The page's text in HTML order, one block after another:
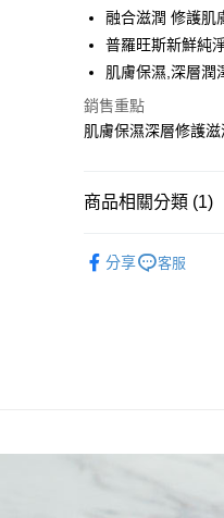
全盈+PAY
全家取貨付款
付款後全家取貨
7-11取貨付款
融合滋潤 修護肌
普羅旺斯新鮮純
肌膚保濕,深層潤
銷售重點
肌膚保濕深層修護滋
商品相關分類 (1)
分享
客服